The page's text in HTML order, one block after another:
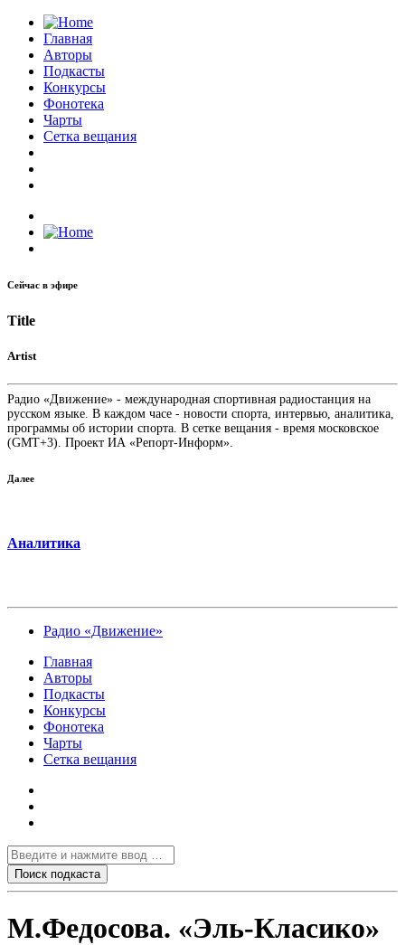
Главная
Авторы
Подкасты
Конкурсы
Фонотека
Чарты
Сетка вещания
Сейчас в эфире
Title
Artist
Радио «Движение» - международная спортивная радиостанция на
русском языке. В каждом часе - новости спорта, интервью, аналитика,
программы об истории спорта. В сетке вещания - время московское
(GMT+3). Проект ИА «Репорт-Информ».
Далее
Аналитика
Радио «Движение»
Главная
Авторы
Подкасты
Конкурсы
Фонотека
Чарты
Сетка вещания
М.Федосова. «Эль-Класико»